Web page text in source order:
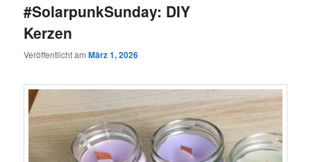
#SolarpunkSunday: DIY
Kerzen
Veröffentlicht amMärz 1, 2026